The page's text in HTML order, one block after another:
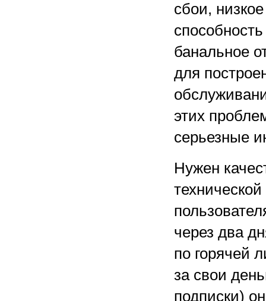
сбои,
банальное
для
этих
серьезные
Нужен
через два
по горячей
за свои
подписки)